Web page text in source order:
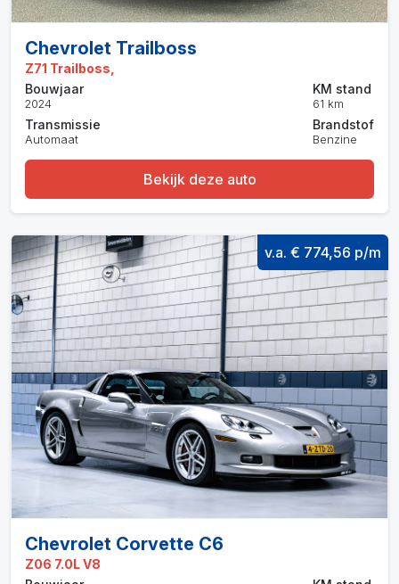
Chevrolet Trailboss
Z71 Trailboss,
Bouwjaar
2024
Transmissie
Automaat
KM stand
61 km
Brandstof
Benzine
Bekijk deze auto
v.a. € 774,56 p/m
Chevrolet Corvette C6
Z06 7.0L V8